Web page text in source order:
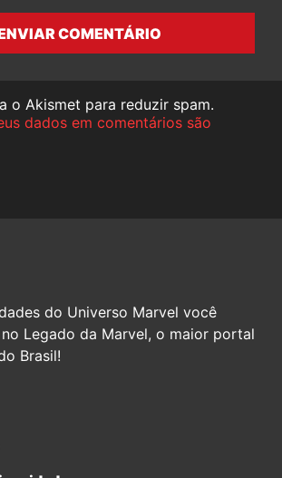
COMENTÁRIO
o Akismet para reduzir spam.
dados em comentários são
do Universo Marvel você
Legado da Marvel, o maior portal
Brasil!